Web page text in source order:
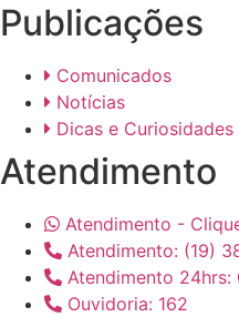
Publicações
Comunicados
Notícias
Dicas e Curiosidades
Atendimento
Atendimento -
Atendimento: (19)
Atendimento
Ouvidoria: 162